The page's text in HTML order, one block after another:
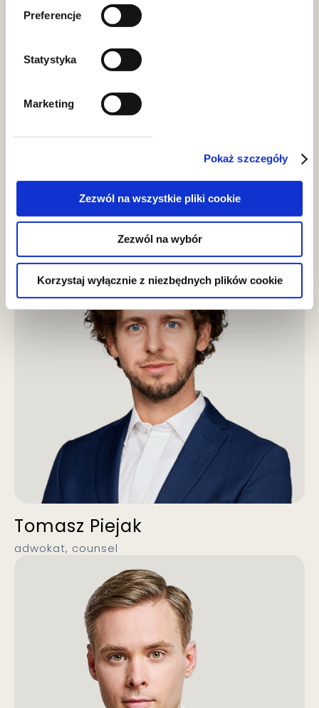
Preferencje
Statystyka
Marketing
Pokaż szczegóły
Zezwól na wszystkie pliki cookie
Zezwól na wybór
Korzystaj wyłącznie z niezbędnych plików cookie
Aldona Leszczyńska-Mikulska
radca prawny, doradca podatkowy, TEP, partner
GWW
+22 212 00 00
Tomasz Piejak
adwokat, counsel